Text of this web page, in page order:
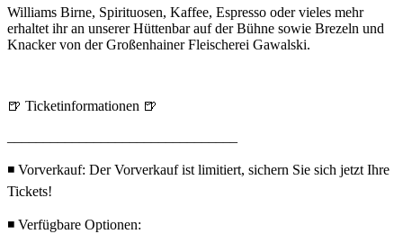
Williams Birne, Spirituosen, Kaffee, Espresso oder vieles mehr
erhaltet ihr an unserer Hüttenbar auf der Bühne sowie Brezeln und
Knacker von der Großenhainer Fleischerei Gawalski.
🍺 Ticketinformationen 🍺
◾ Vorverkauf: Der Vorverkauf ist limitiert, sichern Sie sich jetzt Ihre
Tickets!
◾ Verfügbare Optionen: